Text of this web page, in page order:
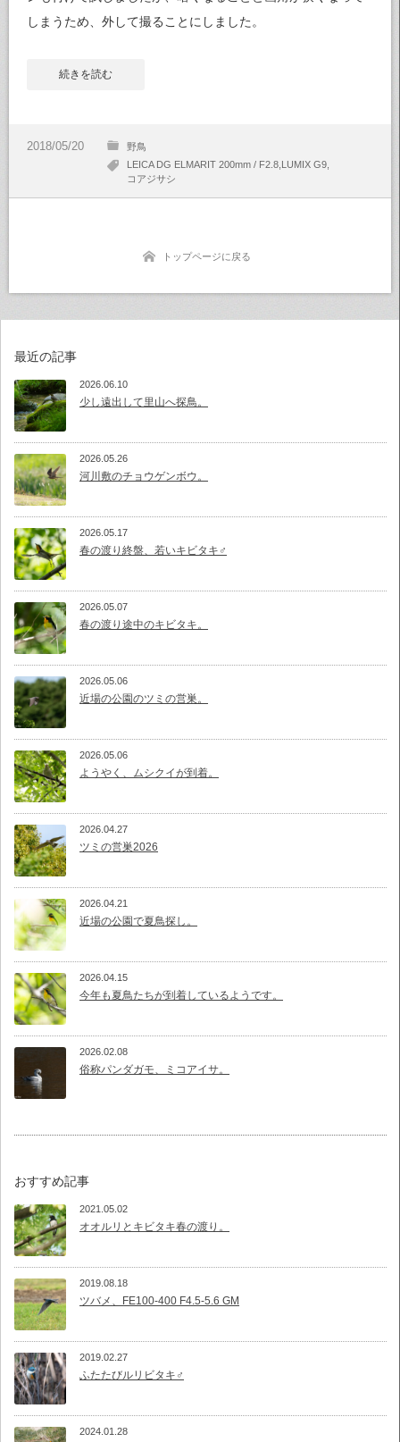
しまうため、外して撮ることにしました。
続きを読む
野鳥
LEICA DG ELMARIT 200mm / F2.8 LUMIX G9
コアジサシ
トップページに戻る
最近の記事
2026.06.10
少し遠出して里山へ探鳥。
2026.05.26
河川敷のチョウゲンボウ。
2026.05.17
春の渡り終盤、若いキビタキ♂
2026.05.07
春の渡り途中のキビタキ。
2026.05.06
近場の公園のツミの営巣。
2026.05.06
ようやく、ムシクイが到着。
2026.04.27
ツミの営巣2026
2026.04.21
近場の公園で夏鳥探し。
2026.04.15
今年も夏鳥たちが到着しているようです。
2026.02.08
俗称パンダガモ、ミコアイサ。
おすすめ記事
2021.05.02
オオルリとキビタキ春の渡り。
2019.08.18
ツバメ、FE100-400 F4.5-5.6 GM
2019.02.27
ふたたびルリビタキ♂
2024.01.28